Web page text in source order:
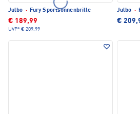
Julbo · Fury Sportsonnenbrille
€ 189,99
UVP* € 209,99
Julbo ·
€